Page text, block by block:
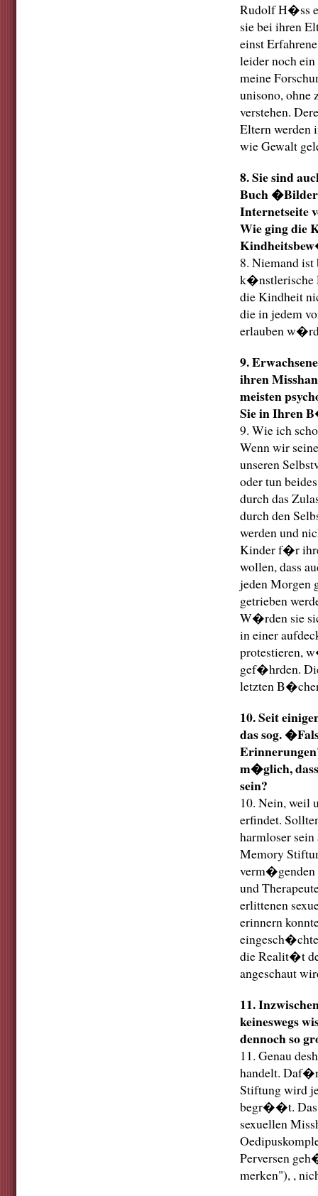
Rudolf H�ss
sie bei ihren
einst
leider noch ein
meine
unisono,
verstehen.
Eltern werden
wie Gewalt
8. Sie sind
Buch �Bilder
Internetseite
Wie ging die
8. Niemand ist
k�nstlerische
die Kindheit
die in jedem
erlauben
9.
ihren
meisten
Sie in Ihren
9. Wie ich
Wenn wir
unseren
oder tun
durch das
durch den
werden und
Kinder f�r
wollen, dass
jeden Morgen
getrieben
W�rden sie
in einer
protestieren,
gef�hrden.
letzten
10. Seit
das sog.
m�glich,
sein?
10. Nein, weil
erfindet.
harmloser
Memory
verm�genden
und
erlittenen
erinnern
die Realit�t
angeschaut
11.
keineswegs
dennoch so
11. Genau
handelt.
Stiftung wird
begr��t. Das
sexuellen
Perversen
merken"), ,